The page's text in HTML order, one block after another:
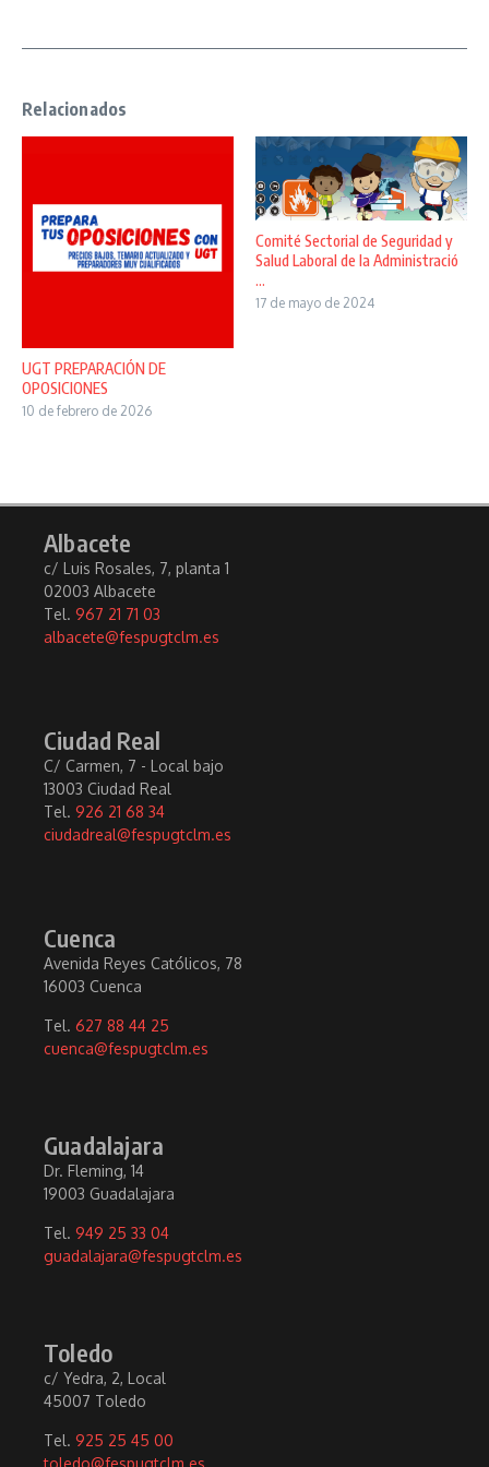
Relacionados
UGT PREPARACIÓN DE
OPOSICIONES
10 de febrero de 2026
Comité Sectorial de Seguridad y
Salud Laboral de la Administració
...
17 de mayo de 2024
Albacete
c/ Luis Rosales, 7, planta 1
02003 Albacete
Tel. 967 21 71 03
albacete@fespugtclm.es
Ciudad Real
C/ Carmen, 7 - Local bajo
13003 Ciudad Real
Tel. 926 21 68 34
ciudadreal@fespugtclm.es
Cuenca
Avenida Reyes Católicos, 78
16003 Cuenca
Tel. 627 88 44 25
cuenca@fespugtclm.es
Guadalajara
Dr. Fleming, 14
19003 Guadalajara
Tel. 949 25 33 04
guadalajara@fespugtclm.es
Toledo
c/ Yedra, 2, Local
45007 Toledo
Tel. 925 25 45 00
toledo@fespugtclm.es